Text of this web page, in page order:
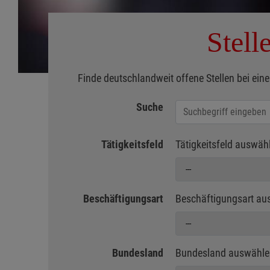
Finde deutschlandweit offene Stellen bei
Suche
Jobs suchen
Tätigkeitsfeld
Tätigkeitsfeld
Beschäftigungsart Beschäftigungsart
Bundesland Bundesland